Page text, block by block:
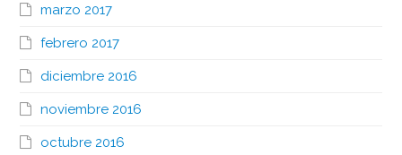
marzo 2017
febrero 2017
diciembre 2016
noviembre 2016
octubre 2016